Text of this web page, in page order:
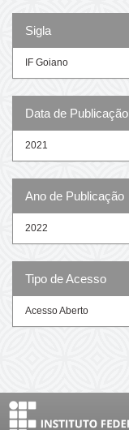
Sigla
IF Goiano
Data de Publicação
2021
Ano de Publicação
2022
Tipo de Acesso
Acesso Aberto